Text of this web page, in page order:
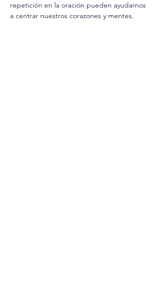
repetición en la oración pueden ayudarnos
a centrar nuestros corazones y mentes.